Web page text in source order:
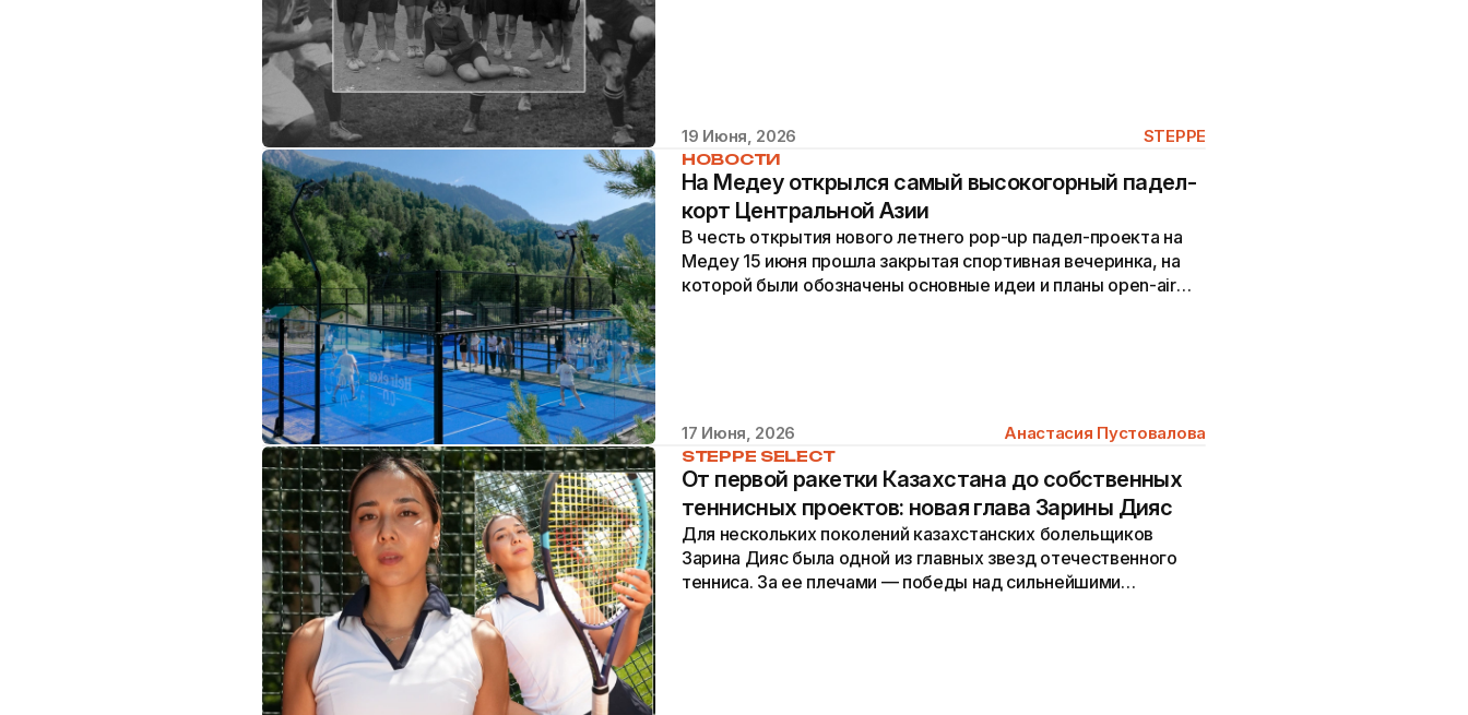
19 Июня, 2026 STEPPE
НОВОСТИ
На Медеу открылся самый высокогорный падел-
корт Центральной Азии
В честь открытия нового летнего pop-up падел-проекта на
Медеу 15 июня прошла закрытая спортивная вечеринка, на
которой были обозначены основные идеи и планы open-air
17 Июня, 2026 Анастасия Пустовалова
STEPPE SELECT
От первой ракетки Казахстана до собственных
теннисных проектов: новая глава Зарины Дияс
Для нескольких поколений казахстанских болельщиков
Зарина Дияс была одной из главных звезд отечественного
тенниса. За ее плечами — победы над сильнейшими